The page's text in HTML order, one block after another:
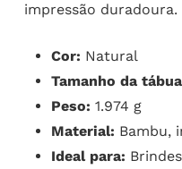
impressão duradoura.
Cor: Natural
Tamanho da
Peso: 1.974 g
Material: Bambu,
Ideal para: